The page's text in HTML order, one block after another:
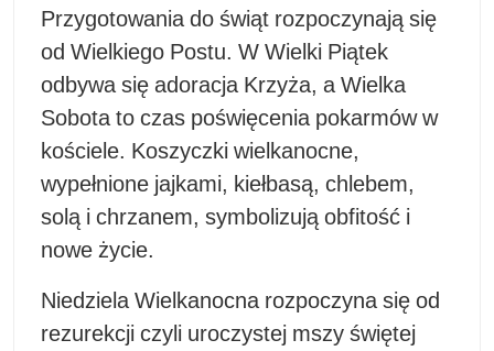
Przygotowania do świąt rozpoczynają się
od Wielkiego Postu. W Wielki Piątek
odbywa się adoracja Krzyża, a Wielka
Sobota to czas poświęcenia pokarmów w
kościele. Koszyczki wielkanocne,
wypełnione jajkami, kiełbasą, chlebem,
solą i chrzanem, symbolizują obfitość i
nowe życie.
Niedziela Wielkanocna rozpoczyna się od
rezurekcji czyli uroczystej mszy świętej